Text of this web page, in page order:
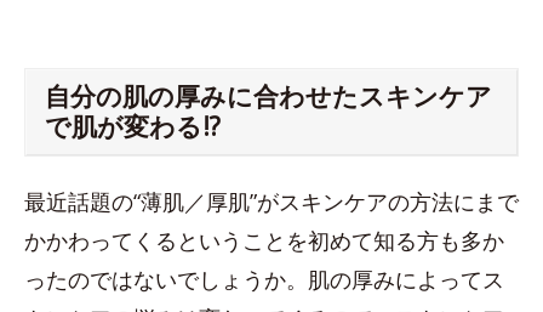
自分の肌の厚みに合わせたスキンケア
で肌が変わる!?
最近話題の“薄肌／厚肌”がスキンケアの方法にまで
かかわってくるということを初めて知る方も多か
ったのではないでしょうか。肌の厚みによってス